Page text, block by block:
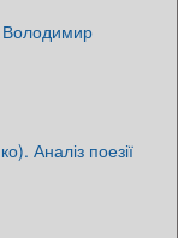
Володимир
Аналіз поезії